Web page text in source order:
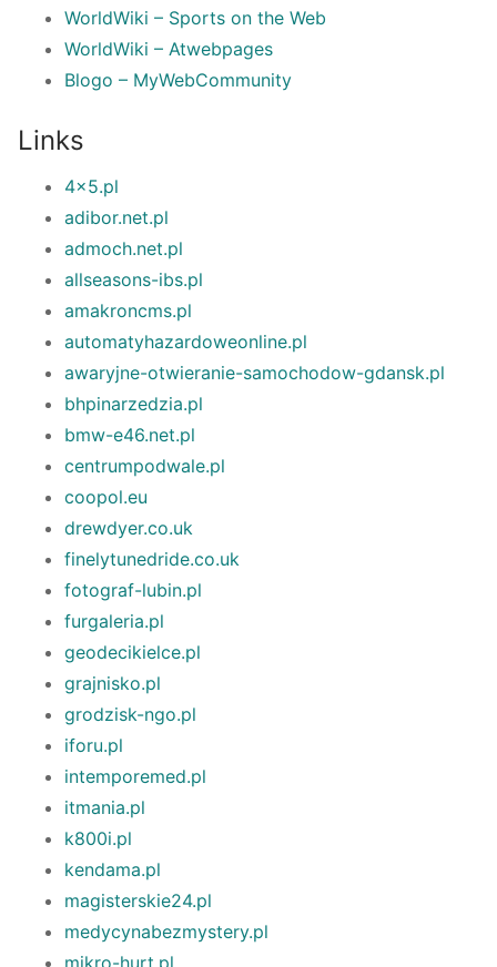
WorldWiki – Sports on the Web
WorldWiki – Atwebpages
Blogo – MyWebCommunity
Links
4x5.pl
adibor.net.pl
admoch.net.pl
allseasons-ibs.pl
amakroncms.pl
automatyhazardoweonline.pl
awaryjne-otwieranie-samochodow-gdansk.pl
bhpinarzedzia.pl
bmw-e46.net.pl
centrumpodwale.pl
coopol.eu
drewdyer.co.uk
finelytunedride.co.uk
fotograf-lubin.pl
furgaleria.pl
geodecikielce.pl
grajnisko.pl
grodzisk-ngo.pl
iforu.pl
intemporemed.pl
itmania.pl
k800i.pl
kendama.pl
magisterskie24.pl
medycynabezmystery.pl